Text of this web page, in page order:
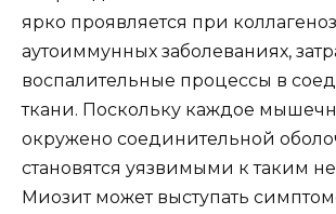
ярко проявляется при
аутоиммунных заболеваниях,
воспалительные процессы в
ткани. Поскольку каждое
окружено соединительной
становятся уязвимыми к таким
Миозит может выступать